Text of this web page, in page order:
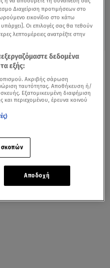
κάτι νέο για
Διαχείριση προτιμήσεων στο
εικονίδιο στο κάτω
Οι επιλογές σας θα τεθούν
λεπτομέρειες ανατρέξτε στην
δεδομένα
εξής:
Ακριβής σάρωση
ταυτότητας. Αποθήκευση ή/
Εξατομικευμένη διαφήμιση
και περιεχομένου, έρευνα κοινού
σκοπών
Αποδοχή